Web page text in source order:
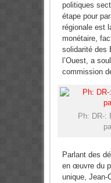
politiques
étape pour
régionale est
monétaire,
solidarité des
l’Ouest, a
commission
Ph: DR-:
Parlant des
en œuvre du
unique, Jean-